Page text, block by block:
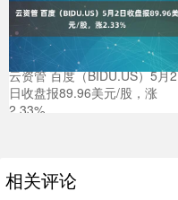
云资管 百度（BIDU.US）5月2
日收盘报89.96美元/股，涨
2.33%
相关评论